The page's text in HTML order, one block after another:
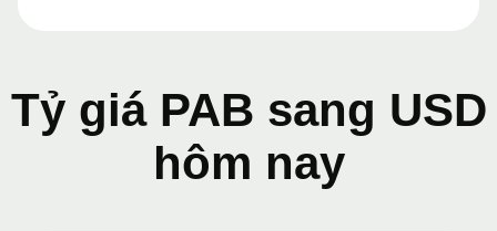
Tỷ giá PAB sang USD
hôm nay